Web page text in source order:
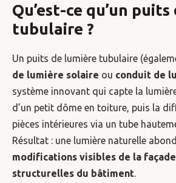
Qu’est-ce qu’un
tubulaire ?
Un puits de lumière tubulaire
de lumière solaire ou conduit de
système innovant qui capte la
d’un petit dôme en toiture, puis la
pièces intérieures via un tube
Résultat : une lumière naturelle
modifications visibles de la
structurelles du bâtiment.